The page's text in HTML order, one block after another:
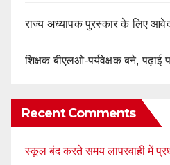
राज्य अध्यापक पुरस्कार के लिए
शिक्षक बीएलओ-पर्यवेक्षक बने, पढ़ाई
Recent Comments
स्कूल बंद करते समय लापरवाही में